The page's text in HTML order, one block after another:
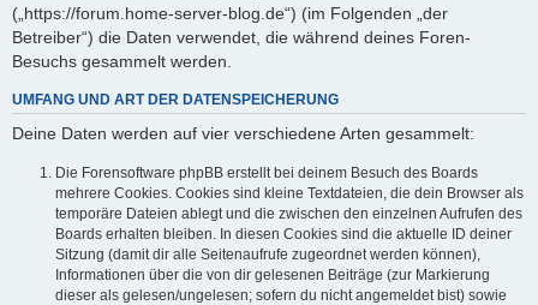
(„https://forum.home-server-blog.de“) (im Folgenden „der
Betreiber“) die Daten verwendet, die während deines Foren-
Besuchs gesammelt werden.
UMFANG UND ART DER DATENSPEICHERUNG
Deine Daten werden auf vier verschiedene Arten gesammelt:
Die Forensoftware phpBB erstellt bei deinem Besuch des Boards
mehrere Cookies. Cookies sind kleine Textdateien, die dein Browser als
temporäre Dateien ablegt und die zwischen den einzelnen Aufrufen des
Boards erhalten bleiben. In diesen Cookies sind die aktuelle ID deiner
Sitzung (damit dir alle Seitenaufrufe zugeordnet werden können),
Informationen über die von dir gelesenen Beiträge (zur Markierung
dieser als gelesen/ungelesen; sofern du nicht angemeldet bist) sowie